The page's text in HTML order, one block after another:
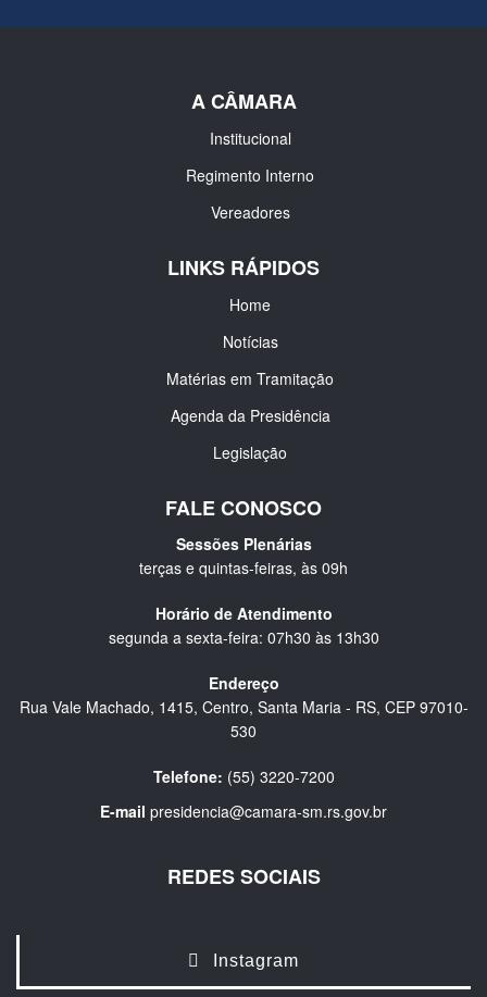
A CÂMARA
Institucional
Regimento Interno
Vereadores
LINKS RÁPIDOS
Home
Notícias
Matérias em Tramitação
Agenda da Presidência
Legislação
FALE CONOSCO
Sessões Plenárias
terças e quintas-feiras, às 09h
Horário de Atendimento
segunda a sexta-feira: 07h30 às 13h30
Endereço
Rua Vale Machado, 1415, Centro, Santa Maria - RS, CEP 97010-
530
Telefone: (55) 3220-7200
E-mail presidencia@camara-sm.rs.gov.br
REDES SOCIAIS
Instagram